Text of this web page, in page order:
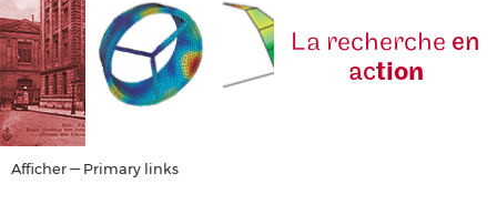
La recherche en
action
Primary
Afficher — Primary links